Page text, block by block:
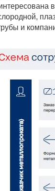
и